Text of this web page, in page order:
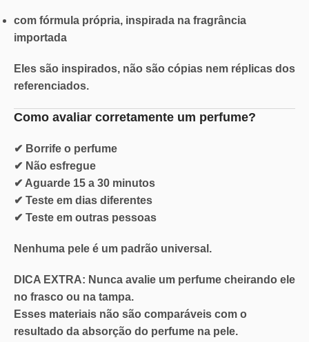
com fórmula própria, inspirada na fragrância
importada
Eles são inspirados, não são cópias nem réplicas dos
referenciados.
Como avaliar corretamente um perfume?
✔ Borrife o perfume
✔ Não esfregue
✔ Aguarde 15 a 30 minutos
✔ Teste em dias diferentes
✔ Teste em outras pessoas
Nenhuma pele é um padrão universal.
DICA EXTRA: Nunca avalie um perfume cheirando ele
no frasco ou na tampa.
Esses materiais não são comparáveis com o
resultado da absorção do perfume na pele.